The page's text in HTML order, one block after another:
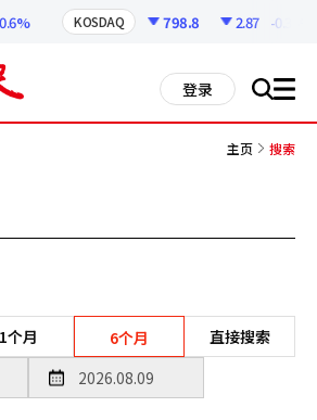
KOSDAQ 798.8 2.87 -0.36%
登录 搜 all
主页 搜索
1个月 6个月 直接搜索